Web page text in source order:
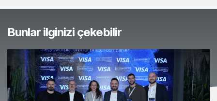
Bunlar ilginizi çekebilir